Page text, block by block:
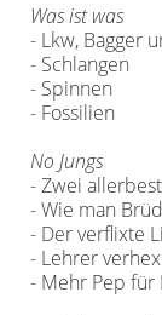
Was ist was
- Lkw, Bagger
- Schlangen
- Spinnen
- Fossilien
No Jungs
- Zwei
- Wie man
- Der verflixte
- Lehrer
- Mehr Pep für